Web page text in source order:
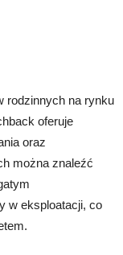
rodzinnych na rynku
oferuje
oraz
można znaleźć
w eksploatacji, co